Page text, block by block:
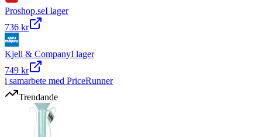
Proshop.seI lager
736 kr
Kjell & CompanyI lager
749 kr
i samarbete med PriceRunner
Trendande